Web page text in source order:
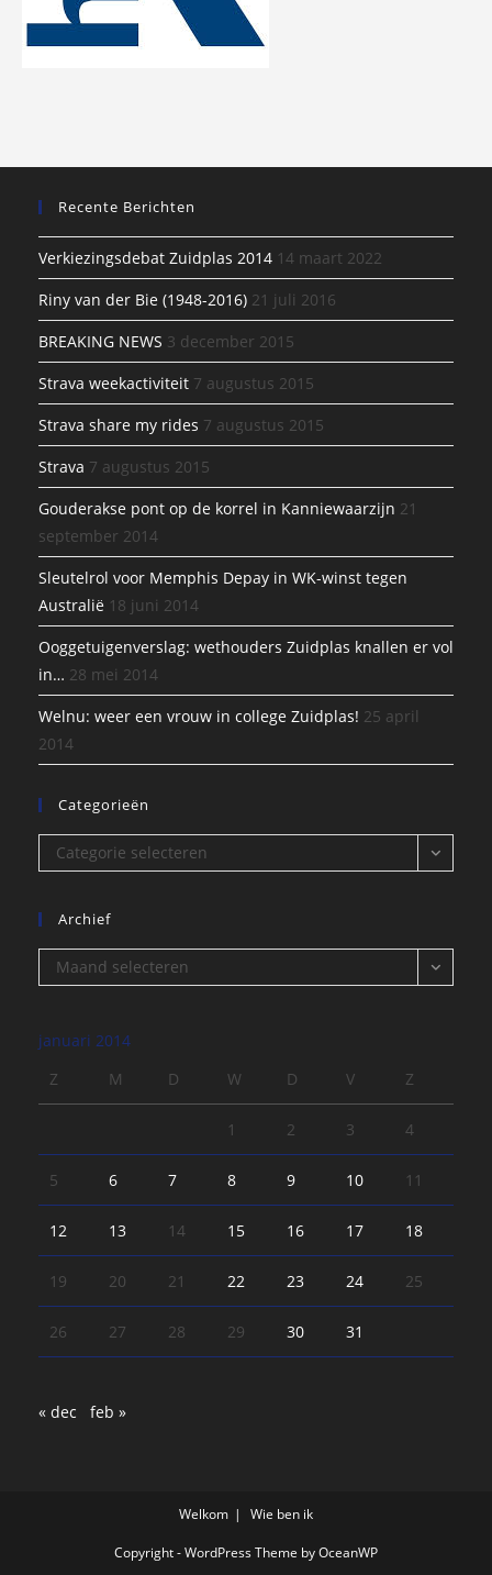
Recente Berichten
Verkiezingsdebat Zuidplas 2014 14 maart 2022
Riny van der Bie (1948-2016) 21 juli 2016
BREAKING NEWS 3 december 2015
Strava weekactiviteit 7 augustus 2015
Strava share my rides 7 augustus 2015
Strava 7 augustus 2015
Gouderakse pont op de korrel in Kanniewaarzijn 21
september 2014
Sleutelrol voor Memphis Depay in WK-winst tegen
Australië 18 juni 2014
Ooggetuigenverslag: wethouders Zuidplas knallen er vol
in… 28 mei 2014
Welnu: weer een vrouw in college Zuidplas! 25 april
2014
Categorieën
Categorieën
Categorie selecteren
Archief
Archief
Maand selecteren
januari 2014
Z
M D W D V Z
1 2 3 4
5 6 7 8 9 10 11
12 13 14 15 16 17 18
19 20 21 22 23 24 25
26 27 28 29 30 31
« dec feb »
Welkom Wie ben ik
Copyright - WordPress Theme by OceanWP